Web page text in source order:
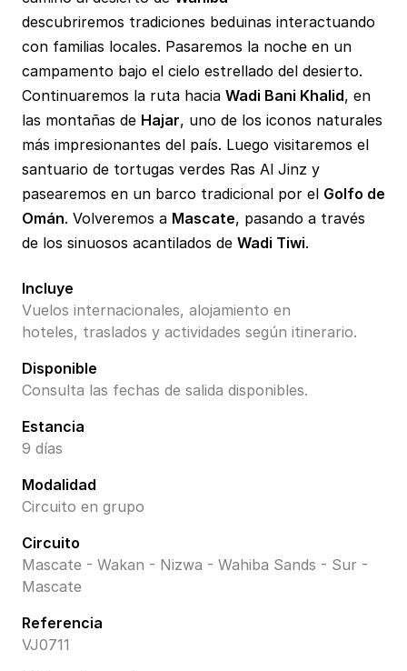
descubriremos tradiciones beduinas interactuando
con familias locales. Pasaremos la noche en un
campamento bajo el cielo estrellado del desierto.
Continuaremos la ruta hacia Wadi Bani Khalid, en
las montañas de Hajar, uno de los iconos naturales
más impresionantes del país. Luego visitaremos el
santuario de tortugas verdes Ras Al Jinz y
pasearemos en un barco tradicional por el Golfo de
Omán. Volveremos a Mascate, pasando a través
de los sinuosos acantilados de Wadi Tiwi.
Incluye
Vuelos internacionales, alojamiento en
hoteles, traslados y actividades según itinerario.
Disponible
Consulta las fechas de salida disponibles.
Estancia
9 días
Modalidad
Circuito en grupo
Circuito
Mascate - Wakan - Nizwa - Wahiba Sands - Sur -
Mascate
Referencia
VJ0711